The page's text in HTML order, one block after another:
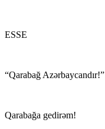
ESSE
“Qarabağ Azərbaycandır!”
Qarabağa gedirəm!